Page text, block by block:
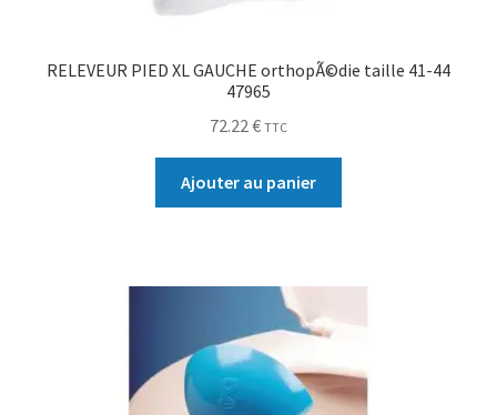
RELEVEUR PIED XL GAUCHE orthopÃ©die taille 41-44
47965
72.22€ TTC
Ajouter au panier